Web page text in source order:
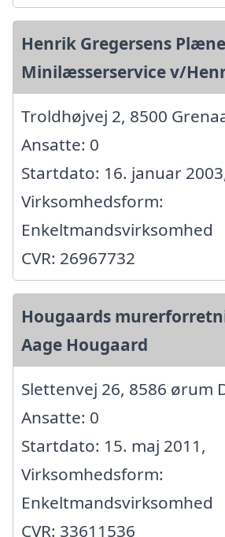
Henrik Gregersens
Minilæsserservice v/
Troldhøjvej 2, 8500
Ansatte: 0
Startdato: 16. januar
Virksomhedsform:
Enkeltmandsvirksomhed
CVR: 26967732
Hougaards
Aage Hougaard
Slettenvej 26, 8586 ørum
Ansatte: 0
Startdato: 15. maj 2011,
Virksomhedsform:
Enkeltmandsvirksomhed
CVR: 33611536